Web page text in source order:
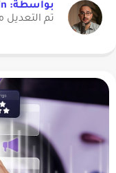
بواسطة: Snaptech Admin
تم التعديل منذ